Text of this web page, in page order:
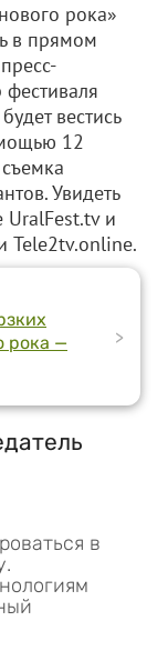
рока»
в прямом
вестись
12
Увидеть
UralFest.tv и
Tele2tv.online.
рока —
>
в